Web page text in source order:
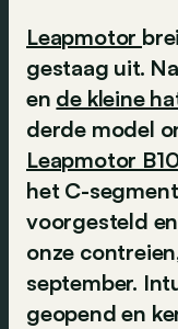
Leapmotor
gestaag uit. Na
en de kleine
derde model
Leapmotor B10
het C-
voorgesteld
onze
september.
geopend en